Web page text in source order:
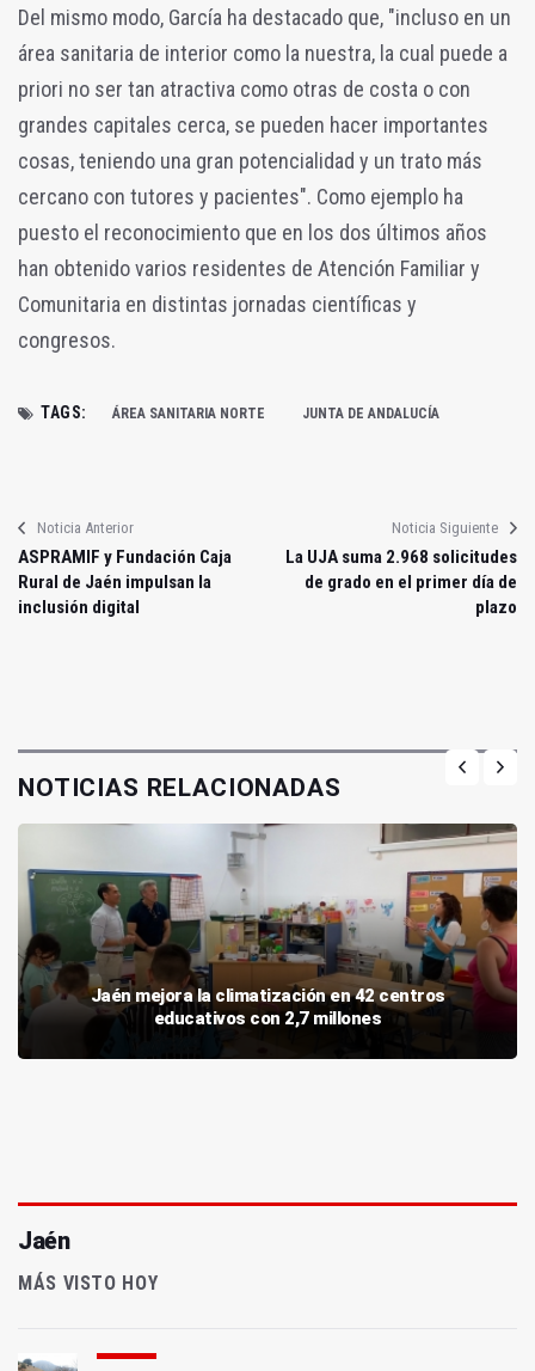
Del mismo modo, García ha destacado que, "incluso en un
área sanitaria de interior como la nuestra, la cual puede a
priori no ser tan atractiva como otras de costa o con
grandes capitales cerca, se pueden hacer importantes
cosas, teniendo una gran potencialidad y un trato más
cercano con tutores y pacientes". Como ejemplo ha
puesto el reconocimiento que en los dos últimos años
han obtenido varios residentes de Atención Familiar y
Comunitaria en distintas jornadas científicas y
congresos.
TAGS: ÁREA SANITARIA NORTE JUNTA DE ANDALUCÍA
Noticia Anterior
ASPRAMIF y Fundación Caja
Rural de Jaén impulsan la
inclusión digital
Noticia Siguiente
La UJA suma 2.968 solicitudes
de grado en el primer día de
plazo
NOTICIAS RELACIONADAS
Jaén mejora la climatización en 42 centros
educativos con 2,7 millones
Jaén
MÁS VISTO HOY